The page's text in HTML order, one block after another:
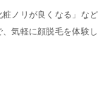
ノリが良くなる」など
気軽に顔脱毛を体験し